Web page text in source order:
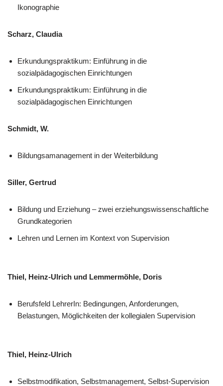
Ikonographie
Scharz, Claudia
Erkundungspraktikum: Einführung in die
sozialpädagogischen Einrichtungen
Erkundungspraktikum: Einführung in die
sozialpädagogischen Einrichtungen
Schmidt, W.
Bildungsamanagement in der Weiterbildung
Siller, Gertrud
Bildung und Erziehung – zwei erziehungswissenschaftliche
Grundkategorien
Lehren und Lernen im Kontext von Supervision
Thiel, Heinz-Ulrich und Lemmermöhle, Doris
Berufsfeld LehrerIn: Bedingungen, Anforderungen,
Belastungen, Möglichkeiten der kollegialen Supervision
Thiel, Heinz-Ulrich
Selbstmodifikation, Selbstmanagement, Selbst-Supervision